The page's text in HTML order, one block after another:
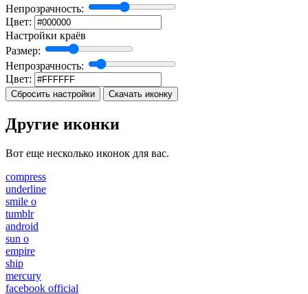
Непрозрачность:
Цвет:
Настройки краёв
Размер:
Непрозрачность:
Цвет:
Сбросить настройки Скачать иконку
Другие иконки
Вот еще несколько иконок для вас.
compress
underline
smile o
tumblr
android
sun o
empire
ship
mercury
facebook official